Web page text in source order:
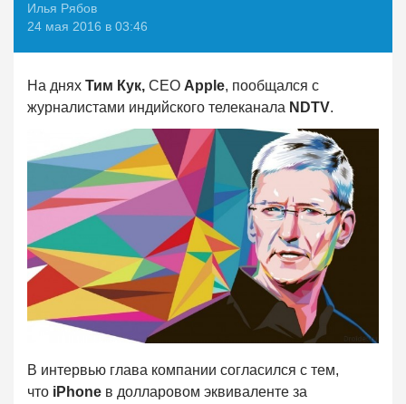
Илья Рябов
24 мая 2016 в 03:46
На днях Тим Кук, CEO Apple, пообщался с
журналистами индийского телеканала NDTV.
В интервью глава компании согласился с тем,
что iPhone в долларовом эквиваленте за